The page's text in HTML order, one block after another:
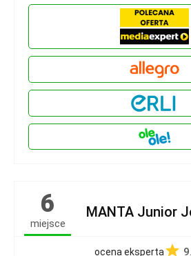
6
miejsce
MANTA Junior
ocena eksperta